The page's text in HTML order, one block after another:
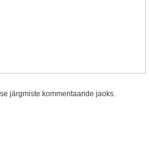
järgmiste kommentaaride jaoks.